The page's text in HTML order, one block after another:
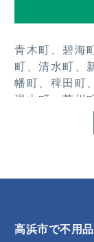
青木町、碧海
町、清水町、
幡町、稗田町
湯山町、芳川
高浜市で不用